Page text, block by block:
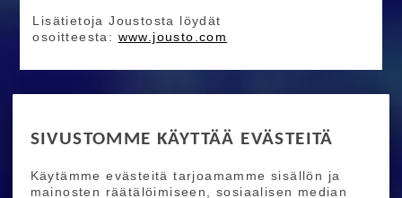
SIVUSTOMME KÄYTTÄÄ EVÄSTEITÄ
Käytämme evästeitä tarjoamamme sisällön ja
mainosten räätälöimiseen, sosiaalisen median
Lisätietoja Joustosta löydät
osoitteesta: www.jousto.com
Ride More – Pyöräkauppa ja pyörähuolto